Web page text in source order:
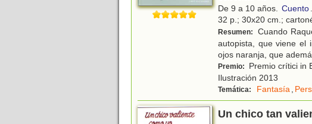
De 9 a 10 años. Cuento
32 p.; 30x20 cm.;
Resumen:
Cuando
autopista, que viene el
ojos naranja, que
Premio:
Premio crítici in
Ilustración 2013
Temática: Fantasía,
Un chico tan